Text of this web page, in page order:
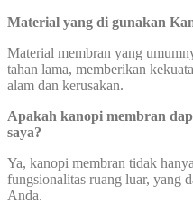
Material yang di gunakan
Material membran yang
tahan lama, memberikan
alam dan kerusakan.
Apakah kanopi membran
saya?
Ya, kanopi membran tidak
fungsionalitas ruang luar, yang
Anda.